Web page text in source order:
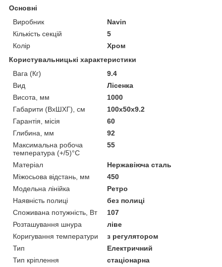
Основні
Виробник
Navin
Кількість секцій
5
Колір
Хром
Користувальницькі характеристики
Вага (Кг)
9.4
Вид
Лісенка
Висота, мм
1000
Габарити (ВхШХГ), см
100x50x9.2
Гарантія, місія
60
Глибина, мм
92
Максимальна робоча
температура (+/5)°C
55
Матеріал
Нержавіюча сталь
Міжосьова відстань, мм
450
Модельна лінійка
Ретро
Наявність полиці
без полиці
Споживана потужність, Вт
107
Розташування шнура
ліве
Коригування температури
з регулятором
Тип
Електричний
Тип кріплення
стаціонарна